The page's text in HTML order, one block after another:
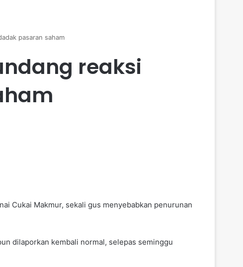
pasaran saham
reaksi
Cukai Makmur, sekali gus menyebabkan penurunan
dilaporkan kembali normal, selepas seminggu